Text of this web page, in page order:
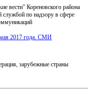
вести" Кореновского района
службой по надзору в сфере
2017 года. СМИ
зарубежные страны